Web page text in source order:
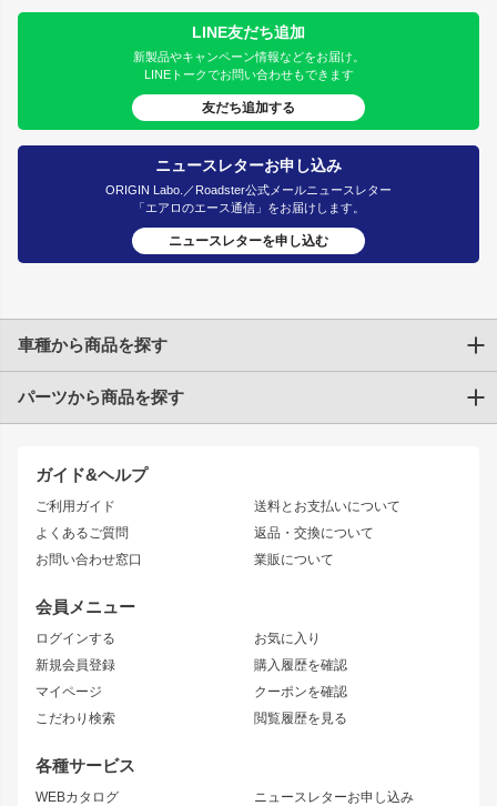
LINE友だち追加
新製品やキャンペーン情報などをお届け。
LINEトークでお問い合わせもできます
友だち追加する
ニュースレターお申し込み
ORIGIN Labo.／Roadster公式メールニュースレター
「エアロのエース通信」をお届けします。
ニュースレターを申し込む
ガイド&ヘルプ
ご利用ガイド
よくあるご質問
お問い合わせ窓口
送料とお支払いについて
返品・交換について
業販について
会員メニュー
ログインする
新規会員登録
マイページ
こだわり検索
お気に入り
購入履歴を確認
クーポンを確認
閲覧履歴を見る
各種サービス
WEBカタログ
ニュースレターお申し込み
車種から商品を探す
トヨタ
JZX90 CHASER
JZX110 MARK II
JZX100 MARK II
JZX90 MARK II
トレノ
マークX
アリスト
ソアラ
アルテッツァ
ニッサン
S15 シルビア
S14 シルビア 後期
S13 シルビア
ワンビア
ローレル
パーツから商品を探す
エアロシリーズ
ドリフトライン
風神
雷神
レーシングライン
アタックライン
ストリームライン
リアウイング